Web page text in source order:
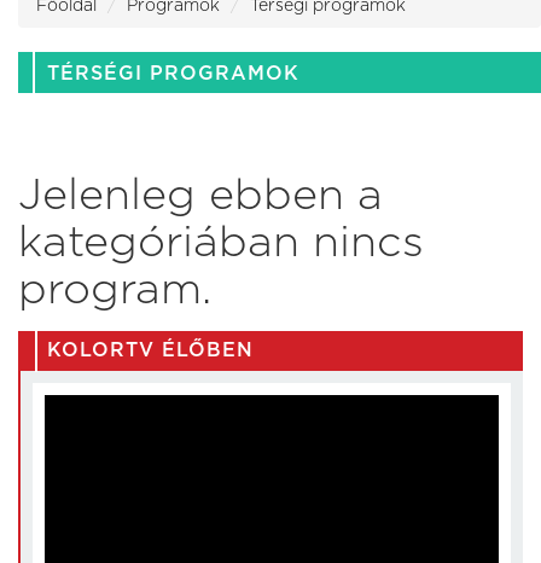
Főoldal Programok Térségi programok
TÉRSÉGI PROGRAMOK
Jelenleg ebben a
kategóriában nincs
program.
KOLORTV ÉLŐBEN